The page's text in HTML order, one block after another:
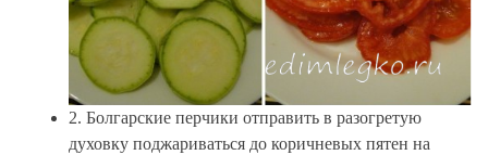
2. Болгарские перчики отправить в разогретую
духовку поджариваться до коричневых пятен на